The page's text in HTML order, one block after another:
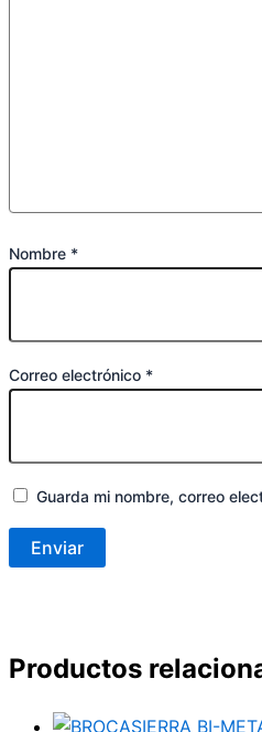
Nombre *
Correo electrónico *
Guarda mi nombre, correo
Productos